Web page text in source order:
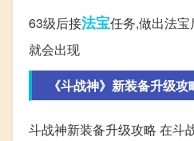
63级后接法宝任务,做出法
就会出现
《斗战神》新装备升级攻
斗战神新装备升级攻略 在斗